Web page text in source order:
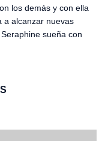
los demás y con ella
a alcanzar nuevas
sueña con